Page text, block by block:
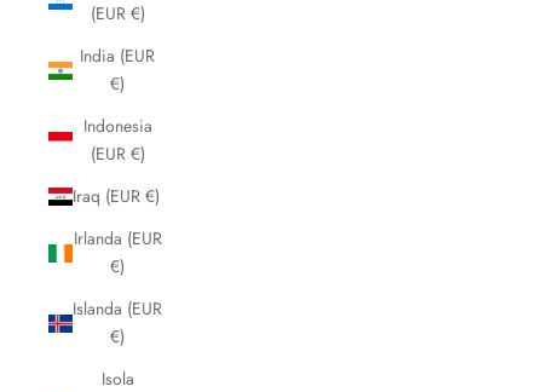
(EUR €)
India (EUR
€)
Indonesia
(EUR €)
Iraq (EUR €)
Irlanda (EUR
€)
Islanda (EUR
€)
Isola